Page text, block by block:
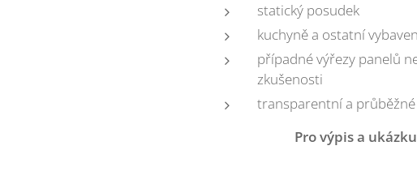
statický posudek
kuchyně a ostatní
případné výřezy panelů
zkušenosti
transparentní a
Pro výpis a